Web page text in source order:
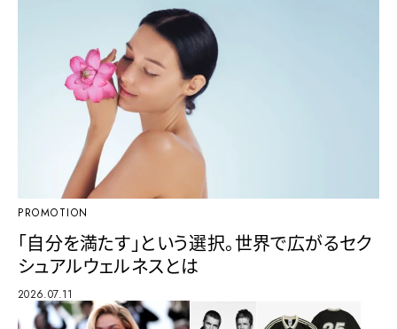
PROMOTION
「自分を満たす」という選択。世界で広がるセク
シュアルウェルネスとは
2026.07.11